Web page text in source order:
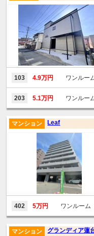
103 4.9万円 ワンルー
203 5.1万円 ワンルー
Leaf
マンション
402 5万円 ワンルーム
グランディア蓮
マンション